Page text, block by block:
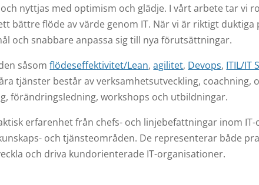
nyttjas med optimism och glädje. I vårt arbete tar vi
bättre flöde av värde genom IT. När vi är riktigt duktiga
och snabbare anpassa sig till nya förutsättningar.
såsomflödeseffektivitet/Lean,agilitet, Devops, ITIL/IT
tjänster består av verksamhetsutveckling, coachning,
förändringsledning, workshops och utbildningar.
erfarenhet från chefs- och linjebefattningar inom
och tjänsteområden. De representerar både
och driva kundorienterade IT-organisationer.